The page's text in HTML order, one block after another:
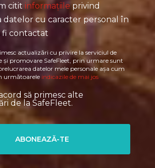
citit informațiileprivind
datelor cu caracter personal în
fi contactat
actualizări cu privire la serviciul de
și promovare SafeFleet, prin urmare sunt
datelor mele personale așa cum
următoarele indicazile de mai jos
să primesc alte
de la SafeFleet.